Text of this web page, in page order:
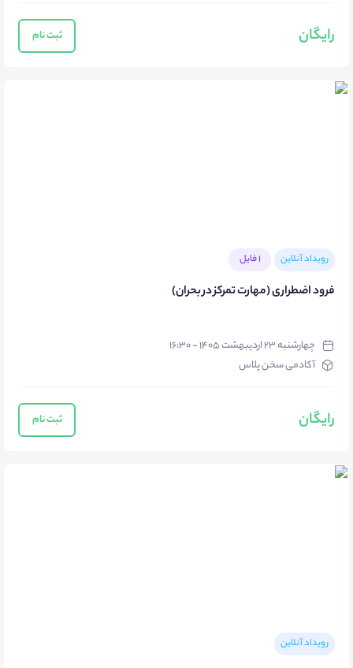
رایگان ثبت نام
رویداد آنلاین 1 فایل
فرود اضطراری (مهارت تمرکز در بحران)
چهارشنبه ۲۳ اردیبهشت ۱۴۰۵ - ۱۶:۳۰
آکادمی سخن پلاس
رایگان ثبت نام
رویداد آنلاین